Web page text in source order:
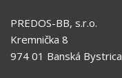
PREDOS-BB, s.r.o.
Kremnička 8
974 01 Banská Bystrica